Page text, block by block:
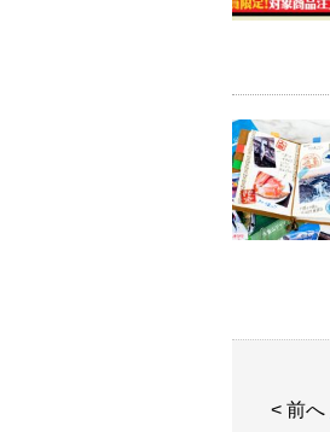
< 前へ